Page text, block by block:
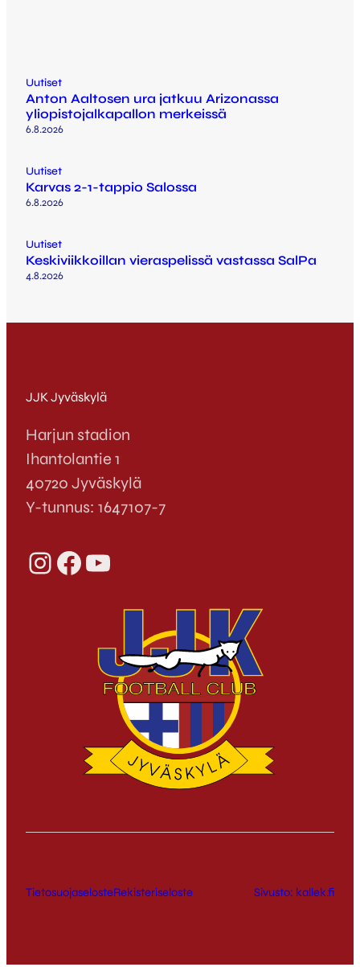
Uutiset
Anton Aaltosen ura jatkuu Arizonassa
yliopistojalkapallon merkeissä
6.8.2026
Uutiset
Karvas 2-1-tappio Salossa
6.8.2026
Uutiset
Keskiviikkoillan vieraspelissä vastassa SalPa
4.8.2026
JJK Jyväskylä
Harjun stadion
Ihantolantie 1
40720 Jyväskylä
Y-tunnus: 1647107-7
InstagramFacebook YouTube
TietosuojaselosteRekisteriseloste Sivusto: kallek.fi